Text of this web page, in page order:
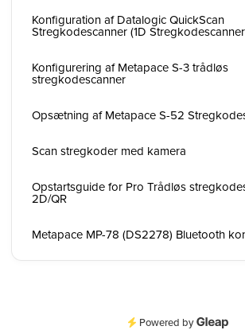
Konfiguration af Datalogic QuickScan
Stregkodescanner (1D
Konfigurering af Metapace S-3 trådløs
stregkodescanner
Opsætning af Metapace S-52
Scan stregkoder med kamera
Opstartsguide for Pro Trådløs
2D/QR
Metapace MP-78 (DS2278) Bluetooth
Powered by